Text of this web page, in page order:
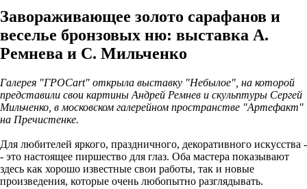
Завораживающее золото сарафанов и
веселье бронзовых ню: выставка А.
Ремнева и С. Мильченко
Галерея "ГРОСart" открыла выставку "Небылое", на которой
представили свои картины Андрей Ремнев и скульптуры Сергей
Мильченко, в московском галерейном пространстве "Артефакт"
на Пречистенке.
Для любителей яркого, праздничного, декоративного искусства -
- это настоящее пиршество для глаз. Оба мастера показывают
здесь как хорошо известные свои работы, так и новые
произведения, которые очень любопытно разглядывать.